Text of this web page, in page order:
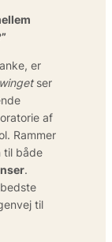
er
ser
af
Rammer
til både
.
til